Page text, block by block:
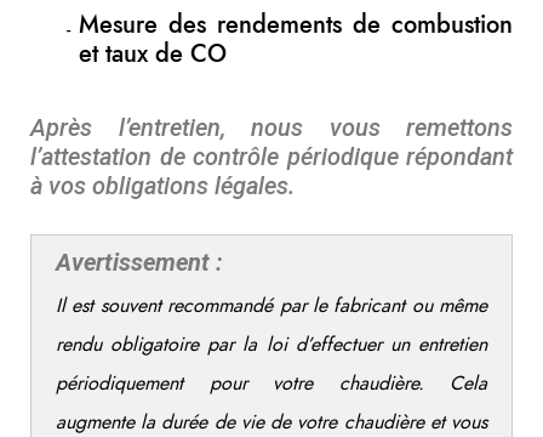
Mesure des rendements de combustion
et taux de CO
Après l’entretien, nous vous remettons
l’attestation de contrôle périodique répondant
à vos obligations légales.
Avertissement :
Il est souvent recommandé par le fabricant ou même
rendu obligatoire par la loi d’effectuer un entretien
périodiquement pour votre chaudière. Cela
augmente la durée de vie de votre chaudière et vous